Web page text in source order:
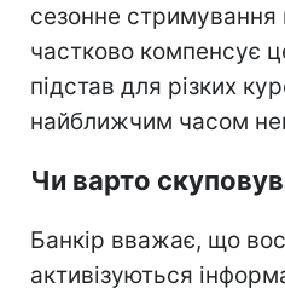
сезонне стримування
частково компенсує
підстав для різких
найближчим часом
Чи варто
Банкір вважає, що
активізуються